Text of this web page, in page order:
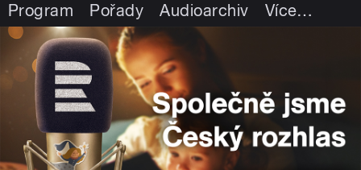
Program Pořady Audioarchiv Více…